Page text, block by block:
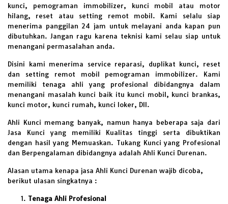
kunci, pemograman immobilizer, kunci mobil atau motor
hilang, reset atau setting remot mobil. Kami selalu siap
menerima panggilan 24 jam untuk melayani anda kapan pun
dibutuhkan. Jangan ragu karena teknisi kami selau siap untuk
menangani permasalahan anda.
Disini kami menerima service reparasi, duplikat kunci, reset
dan setting remot mobil pemograman immobilizer. Kami
memiliki tenaga ahli yang profesional dibidangnya dalam
menangani masalah kunci baik itu kunci mobil, kunci brankas,
kunci motor, kunci rumah, kunci loker, Dll.
Ahli Kunci memang banyak, namun hanya beberapa saja dari
Jasa Kunci yang memiliki Kualitas tinggi serta dibuktikan
dengan hasil yang Memuaskan. Tukang Kunci yang Profesional
dan Berpengalaman dibidangnya adalah Ahli Kunci Durenan.
Alasan utama kenapa jasa Ahli Kunci Durenan wajib dicoba,
berikut ulasan singkatnya :
Tenaga Ahli Profesional